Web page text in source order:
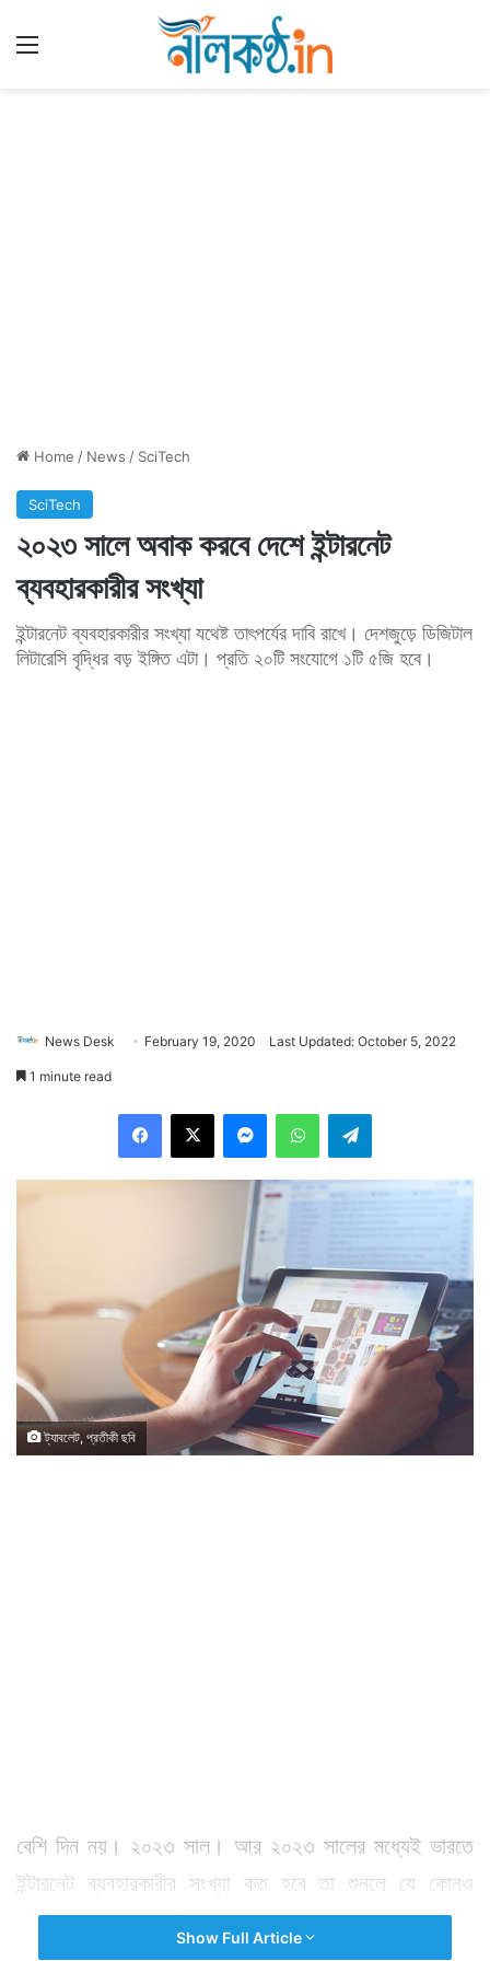
Home / News / SciTech
SciTech
২০২৩ সালে অবাক করবে দেশে ইন্টারনেট
ব্যবহারকারীর সংখ্যা
ইন্টারনেট ব্যবহারকারীর সংখ্যা যথেষ্ট তাৎপর্যের দাবি রাখে। দেশজুড়ে ডিজিটাল
লিটারেসি বৃদ্ধির বড় ইঙ্গিত এটা। প্রতি ২০টি সংযোগে ১টি ৫জি হবে।
News Desk February 19, 2020 Last Updated: October 5, 2022
1 minute read
ট্যাবলেট, প্রতীকী ছবি
বেশি দিন নয়। ২০২৩ সাল। আর ২০২৩ সালের মধ্যেই ভারতে
ইন্টারনেট ব্যবহারকারীর সংখ্যা কত হবে তা শুনলে যে কোনও
মানুষের চোখ কপালে উঠতে বাধ্য।
Show Full Article